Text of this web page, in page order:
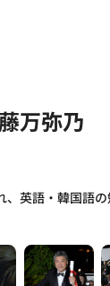
万弥乃
、英語・韓国語